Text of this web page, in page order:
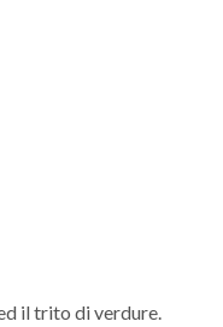
il trito di verdure.